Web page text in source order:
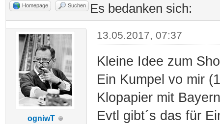
Homepage Suchen Es bedanken sich:
ogniwT
13.05.2017, 07:37
Kleine Idee zum
Ein Kumpel vo mir
Klopapier mit
Evtl gibt´s das für